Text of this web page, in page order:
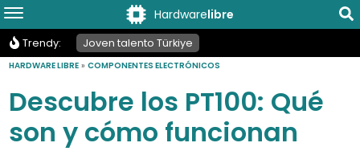
Hardwarelibre
Trendy: Joven talento Türkiye
HARDWARE LIBRE »COMPONENTES ELECTRÓNICOS
Descubre los PT100: Qué
son y cómo funcionan